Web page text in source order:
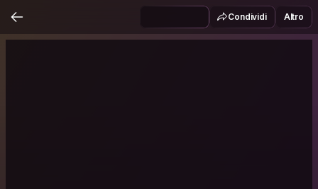
Condividi Altro